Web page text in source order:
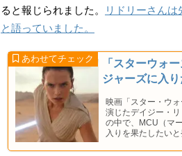
ると報じられました。
リドリーさん
と語っていました。
「スターウォ
ジャーズに入
映画「スター・ウ
演じたデイジー・
の中で、MCU（マ
入りを果たしたいと